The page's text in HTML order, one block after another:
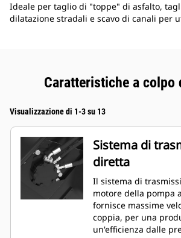
Ideale per taglio di "toppe" di asfalto,
dilatazione stradali e scavo di canali per
Caratteristiche a colpo
Visualizzazione di 1-3 su 13
Sistema di
diretta
Il sistema di
motore della pompa
fornisce massime
coppia, per una
un'efficienza dalle